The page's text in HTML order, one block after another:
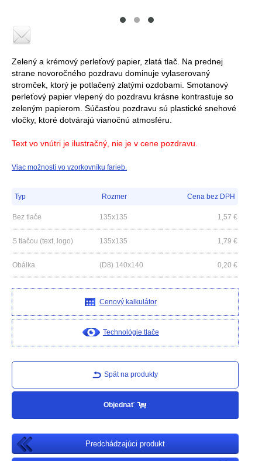
Zelený a krémový perleťový papier, zlatá tlač. Na prednej
strane novoročného pozdravu dominuje vylaserovaný
stromček, ktorý je potlačený zlatými ozdobami. Smotanový
perleťový papier vlepený do pozdravu krásne kontrastuje so
zeleným papierom. Súčasťou pozdravu sú plastické snehové
vločky, ktoré dotvárajú vianočnú atmosféru.
Text vo vnútri je ilustračný, nie je v cene pozdravu.
Viac možností vo vzorkovníku farieb.
Typ Rozmer Cena bez DPH
Bez tlače 135x135 1,57 €
S tlačou (text, logo) 135x135 1,79 €
Obálka (D8) 140x140 0,20 €
Cenový kalkulátor
Technológie tlače
Spät na produkty
Objednať
Predchádzajúci produkt